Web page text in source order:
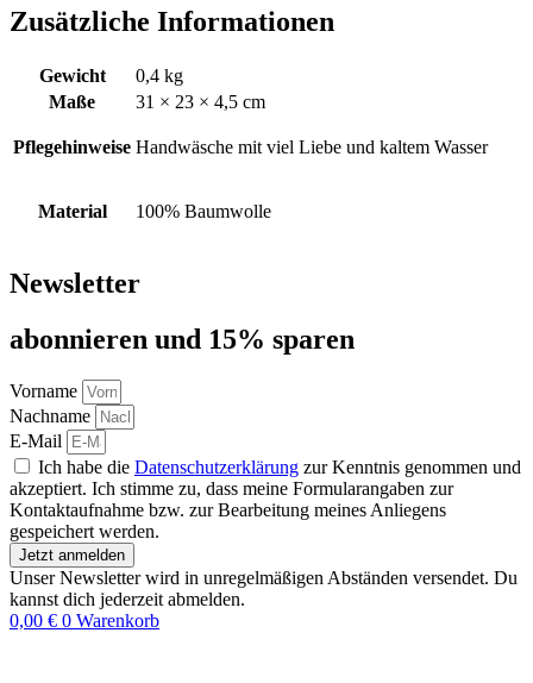
Zusätzliche Informationen
Gewicht
0,4 kg
Maße
31 × 23 × 4,5 cm
Pflegehinweise Handwäsche mit viel Liebe und kaltem Wasser
Material 100% Baumwolle
Newsletter
abon­nie­ren und 15% sparen
Vorname
Nachname
E-Mail
Ich habe die Datenschutzerklärung zur Kenntnis genommen und
akzeptiert. Ich stimme zu, dass meine Formularangaben zur
Kontaktaufnahme bzw. zur Bearbeitung meines Anliegens
gespeichert werden.
Jetzt anmelden
Unser Newsletter wird in unregelmäßigen Abständen versendet. Du
kannst dich jederzeit abmelden.
0,00 € 0 Warenkorb